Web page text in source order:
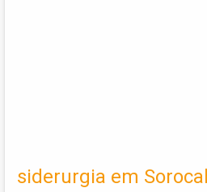
siderurgia em